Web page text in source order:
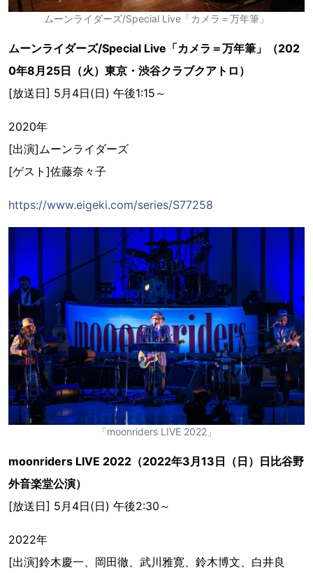
ムーンライダーズ/Special Live「カメラ＝万年筆」
ムーンライダーズ/Special Live「カメラ＝万年筆」（202
0年8月25日（火）東京・渋谷クラブクアトロ）
[放送日] 5月4日(日) 午後1:15～
2020年
[出演]ムーンライダーズ
[ゲスト]佐藤奈々子
https://www.eigeki.com/series/S77258
「moonriders LIVE 2022」
moonriders LIVE 2022（2022年3月13日（日）日比谷野
外音楽堂公演）
[放送日] 5月4日(日) 午後2:30～
2022年
[出演]鈴木慶一、岡田徹、武川雅寛、鈴木博文、白井良